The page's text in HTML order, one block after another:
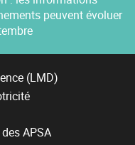
peuvent évoluer
(LMD)
APSA